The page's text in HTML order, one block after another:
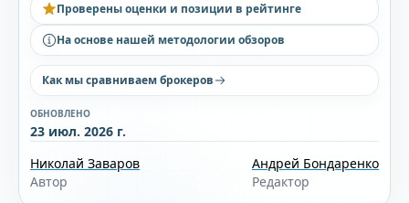
Проверены оценки и позиции в рейтинге
На основе нашей методологии обзоров
Как мы сравниваем брокеров
ОБНОВЛЕНО
23 июл. 2026 г.
Николай Заваров
Автор
Андрей Бондаренко
Редактор